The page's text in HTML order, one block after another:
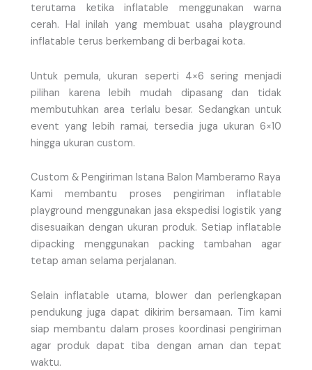
terutama ketika inflatable menggunakan warna
cerah. Hal inilah yang membuat usaha playground
inflatable terus berkembang di berbagai kota.
Untuk pemula, ukuran seperti 4×6 sering menjadi
pilihan karena lebih mudah dipasang dan tidak
membutuhkan area terlalu besar. Sedangkan untuk
event yang lebih ramai, tersedia juga ukuran 6×10
hingga ukuran custom.
Custom & Pengiriman Istana Balon Mamberamo Raya
Kami membantu proses pengiriman inflatable
playground menggunakan jasa ekspedisi logistik yang
disesuaikan dengan ukuran produk. Setiap inflatable
dipacking menggunakan packing tambahan agar
tetap aman selama perjalanan.
Selain inflatable utama, blower dan perlengkapan
pendukung juga dapat dikirim bersamaan. Tim kami
siap membantu dalam proses koordinasi pengiriman
agar produk dapat tiba dengan aman dan tepat
waktu.